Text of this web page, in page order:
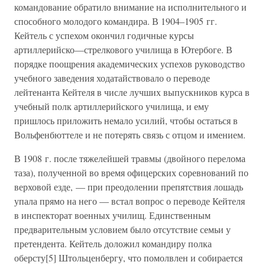
командование обратило внимание на исполнительного и
способного молодого командира. В 1904–1905 гг.
Кейтель с успехом окончил годичные курсы
артиллерийско—стрелкового училища в Ютербоге. В
порядке поощрения академических успехов руководство
учебного заведения ходатайствовало о переводе
лейтенанта Кейтеля в числе лучших выпускников курса в
учебный полк артиллерийского училища, и ему
пришлось приложить немало усилий, чтобы остаться в
Вольфенбюттеле и не потерять связь с отцом и имением.
В 1908 г. после тяжелейшей травмы (двойного перелома
таза), полученной во время офицерских соревнований по
верховой езде, — при преодолении препятствия лошадь
упала прямо на него — встал вопрос о переводе Кейтеля
в инспекторат военных училищ. Единственным
предварительным условием было отсутствие семьи у
претендента. Кейтель доложил командиру полка
оберсту[5] Штольценбергу, что помолвлен и собирается